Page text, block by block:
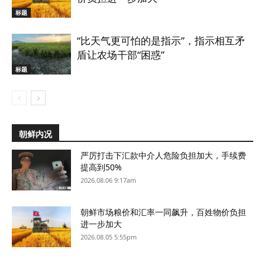
标题
标题
“比天气更可怕的是指示”，指示相互矛
盾让农场干部“困惑”
朝鲜内况
严厉打击下汇款中介人危险负担加大，手续费
提高到50%
2026.08.06 9:17am
朝鲜市场粮价和汇率一同飙升，百姓物价负担
进一步加大
2026.08.05 5:55pm